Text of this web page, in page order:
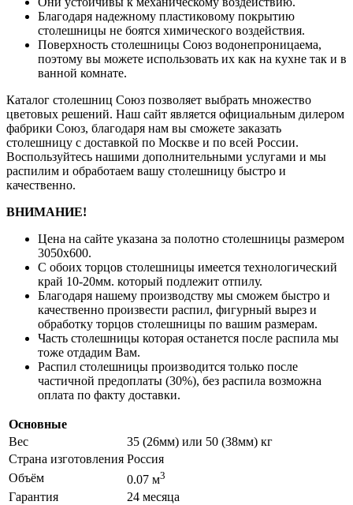
Благодаря надежному пластиковому покрытию
столешницы не боятся химического воздействия.
Поверхность столешницы Союз водонепроницаема,
поэтому вы можете использовать их как на кухне так и в
ванной комнате.
Каталог столешниц Союз позволяет выбрать множество
цветовых решений. Наш сайт является официальным дилером
фабрики Союз, благодаря нам вы сможете заказать
столешницу с доставкой по Москве и по всей России.
Воспользуйтесь нашими дополнительными услугами и мы
распилим и обработаем вашу столешницу быстро и
качественно.
ВНИМАНИЕ!
Цена на сайте указана за полотно столешницы размером
3050х600.
С обоих торцов столешницы имеется технологический
край 10-20мм. который подлежит отпилу.
Благодаря нашему производству мы сможем быстро и
качественно произвести распил, фигурный вырез и
обработку торцов столешницы по вашим размерам.
Часть столешницы которая останется после распила мы
тоже отдадим Вам.
Распил столешницы производится только после
частичной предоплаты (30%), без распила возможна
оплата по факту доставки.
Основные
Вес
35 (26мм) или 50 (38мм) кг
Страна изготовления Россия
Объём
0.07 м3
Гарантия 24 месяца